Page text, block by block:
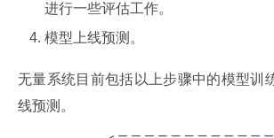
进行一些评估工作。
模型上线预测。
无量系统目前包括以上步骤中的模型训
线预测。